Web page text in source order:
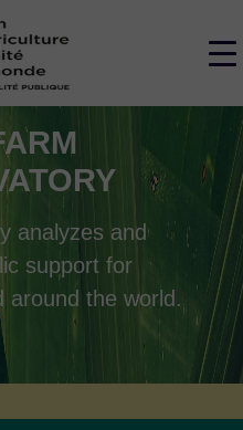
analyzes and
support for
around the world.